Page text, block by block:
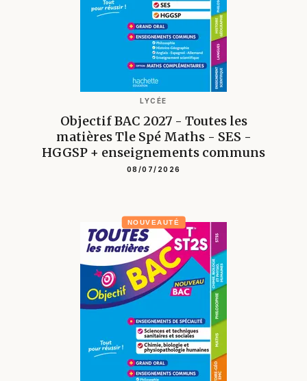
LYCÉE
Objectif BAC 2027 - Toutes les
matières Tle Spé Maths - SES -
HGGSP + enseignements communs
08/07/2026
NOUVEAUTÉ